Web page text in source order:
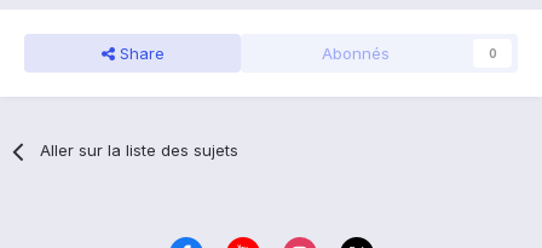
Share Abonnés 0
Aller sur la liste des sujets